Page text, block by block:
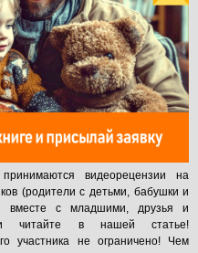
видеорецензии на
(родители с детьми, бабушки и
вместе с младшими, друзья и
читайте в нашей статье!
участника не ограничено! Чем